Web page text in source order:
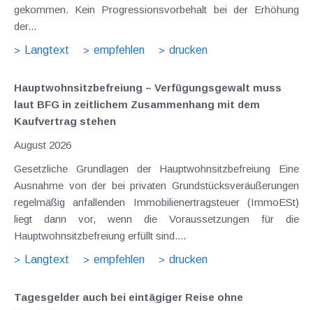
gekommen. Kein Progressionsvorbehalt bei der Erhöhung
der...
Langtext
empfehlen drucken
Hauptwohnsitz​­befreiung – Verfügungsgewalt muss
laut BFG in zeitlichem Zusammenhang mit dem
Kaufvertrag stehen
August 2026
Gesetzliche Grundlagen der Hauptwohnsitzbefreiung Eine
Ausnahme von der bei privaten Grundstücksveräußerungen
regelmäßig anfallenden Immobilienertragsteuer (ImmoESt)
liegt dann vor, wenn die Voraussetzungen für die
Hauptwohnsitzbefreiung erfüllt sind....
Langtext
empfehlen drucken
Tagesgelder auch bei eintägiger Reise ohne